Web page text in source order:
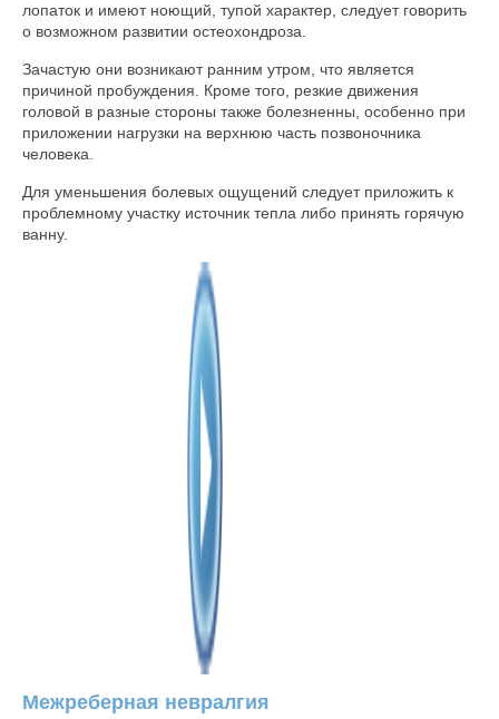
лопаток и имеют ноющий, тупой характер, следует говорить
о возможном развитии остеохондроза.
Зачастую они возникают ранним утром, что является
причиной пробуждения. Кроме того, резкие движения
головой в разные стороны также болезненны, особенно при
приложении нагрузки на верхнюю часть позвоночника
человека.
Для уменьшения болевых ощущений следует приложить к
проблемному участку источник тепла либо принять горячую
ванну.
Межреберная невралгия